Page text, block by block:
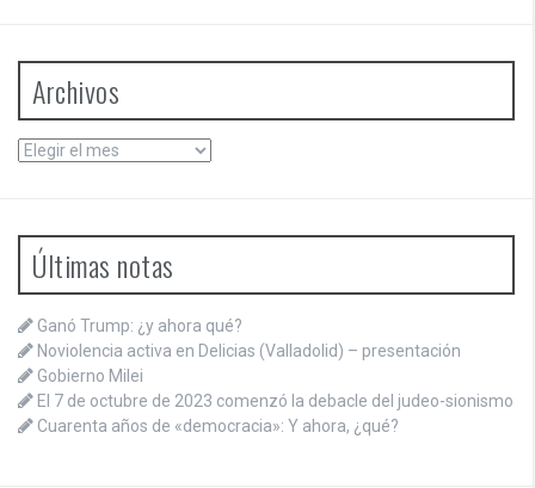
Archivos
Archivos
Últimas notas
Ganó Trump: ¿y ahora qué?
Noviolencia activa en Delicias (Valladolid) – presentación
Gobierno Milei
El 7 de octubre de 2023 comenzó la debacle del judeo-sionismo
Cuarenta años de «democracia»: Y ahora, ¿qué?